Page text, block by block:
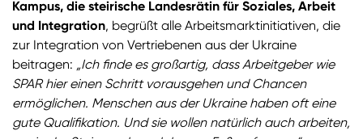
Kampus, die steirische Landesrätin für Soziales, Arbeit
und Integration, begrüßt alle Arbeitsmarktinitiativen, die
zur Integration von Vertriebenen aus der Ukraine
beitragen: „Ich finde es großartig, dass Arbeitgeber wie
SPAR hier einen Schritt vorausgehen und Chancen
ermöglichen. Menschen aus der Ukraine haben oft eine
gute Qualifikation. Und sie wollen natürlich auch arbeiten,